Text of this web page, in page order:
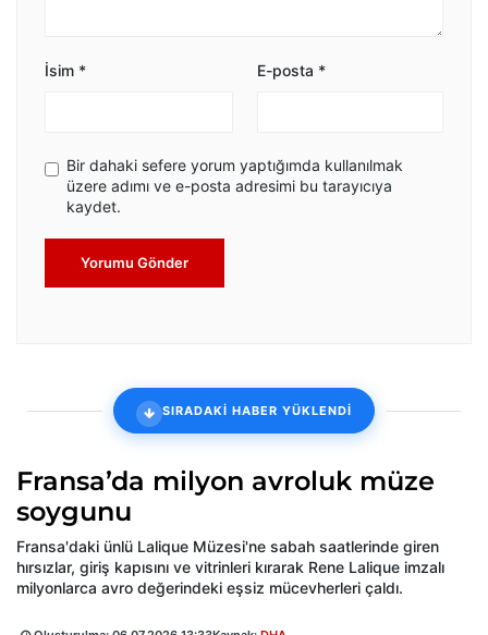
İsim * E-posta *
Bir dahaki sefere yorum yaptığımda kullanılmak
üzere adımı ve e-posta adresimi bu tarayıcıya
kaydet.
Yorumu Gönder
SIRADAKİ HABER YÜKLENDİ
Fransa’da milyon avroluk müze
soygunu
Fransa'daki ünlü Lalique Müzesi'ne sabah saatlerinde giren
hırsızlar, giriş kapısını ve vitrinleri kırarak Rene Lalique imzalı
milyonlarca avro değerindeki eşsiz mücevherleri çaldı.